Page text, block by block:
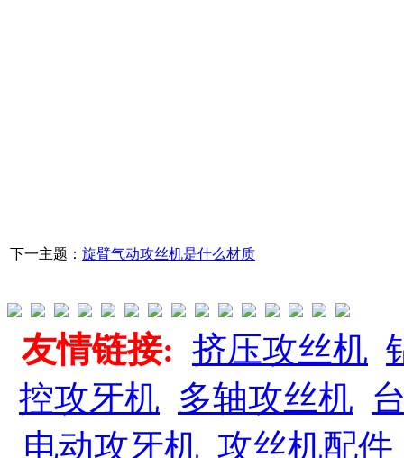
下一主题： 旋臂气动攻丝机是什么材质
友情链接: 挤压攻丝机
控攻牙机 多轴攻丝机
电动攻牙机 攻丝机配件